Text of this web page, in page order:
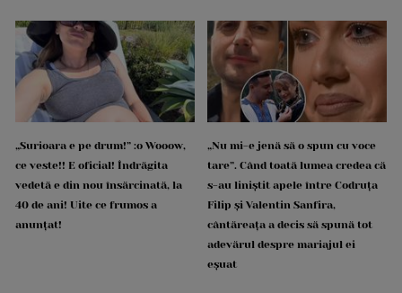
„Surioara e pe drum!” :o Wooow,
ce veste!! E oficial! Îndrăgita
vedetă e din nou însărcinată, la
40 de ani! Uite ce frumos a
anunțat!
„Nu mi-e jenă să o spun cu voce
tare”. Când toată lumea credea că
s-au liniștit apele între Codruța
Filip și Valentin Sanfira,
cântăreața a decis să spună tot
adevărul despre mariajul ei
eșuat